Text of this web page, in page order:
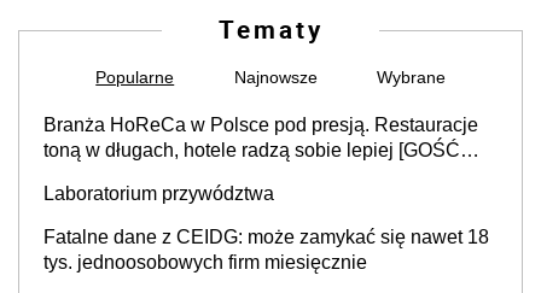
Tematy
Popularne Najnowsze Wybrane
Branża HoReCa w Polsce pod presją. Restauracje
toną w długach, hotele radzą sobie lepiej [GOŚĆ
Laboratorium przywództwa
Fatalne dane z CEIDG: może zamykać się nawet 18
tys. jednoosobowych firm miesięcznie